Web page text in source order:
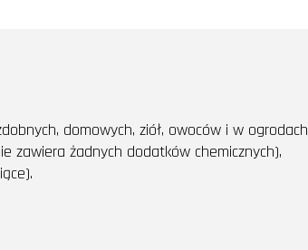
domowych, ziół, owoców i w ogrodach
zawiera żadnych dodatków chemicznych),